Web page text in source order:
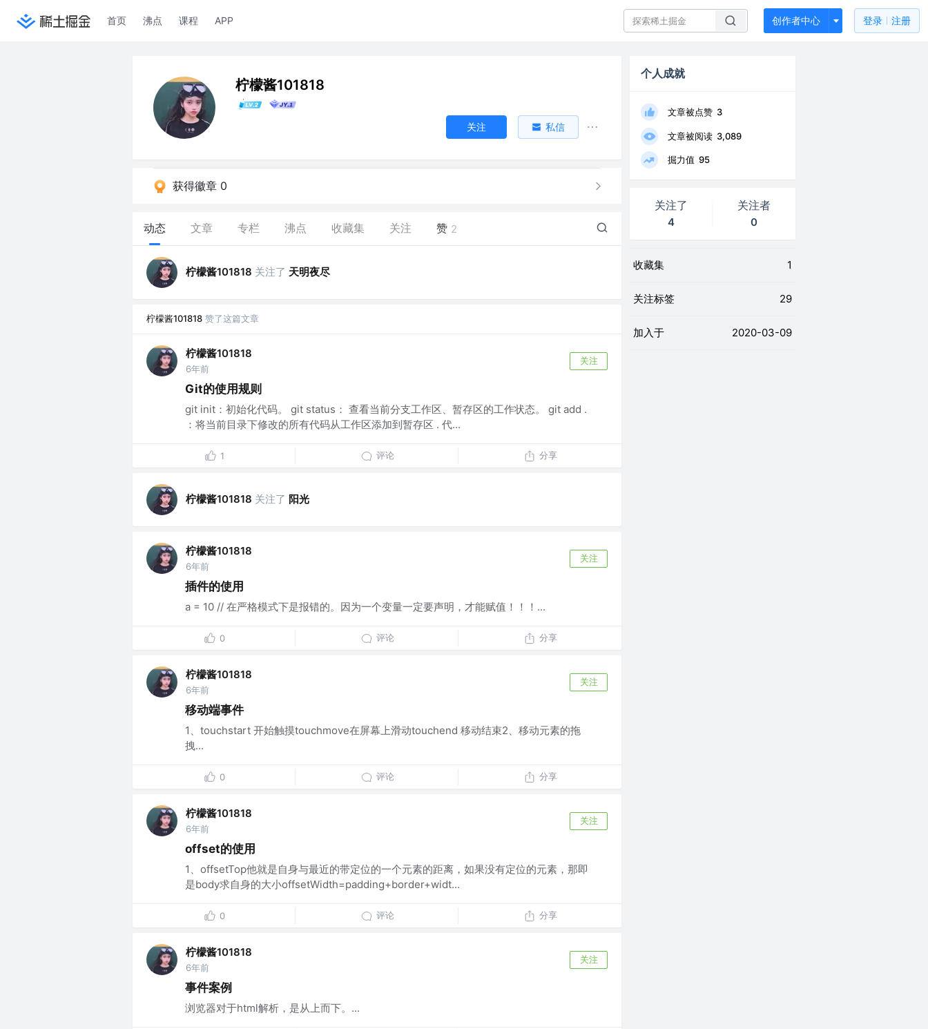
首页 沸点 课程 APP 创作者中心 登录 注册
柠檬酱101818
关注 私信
获得徽章 0
动态 文章 专栏 沸点 收藏集 关注 赞 2
柠檬酱101818 关注了 天明夜尽
柠檬酱101818 赞了这篇文章
柠檬酱101818
6年前
关注
Git的使用规则
git init：初始化代码。 git status： 查看当前分支工作区、暂存区的工作状态。 git add .
：将当前目录下修改的所有代码从工作区添加到暂存区 . 代...
1 评论 分享
柠檬酱101818 关注了 阳光
柠檬酱101818
6年前
关注
插件的使用
a = 10 // 在严格模式下是报错的。因为一个变量一定要声明，才能赋值！！！...
0 评论 分享
柠檬酱101818
6年前
关注
移动端事件
1、touchstart 开始触摸touchmove在屏幕上滑动touchend 移动结束2、移动元素的拖
拽...
0 评论 分享
柠檬酱101818
6年前
关注
offset的使用
1、offsetTop他就是自身与最近的带定位的一个元素的距离，如果没有定位的元素，那即
是body求自身的大小offsetWidth=padding+border+widt...
0 评论 分享
柠檬酱101818
6年前
关注
事件案例
浏览器对于html解析，是从上而下。...
个人成就
文章被点赞 3
文章被阅读 3,089
掘力值 95
关注了
4
关注者
0
收藏集 1
关注标签 29
加入于 2020-03-09